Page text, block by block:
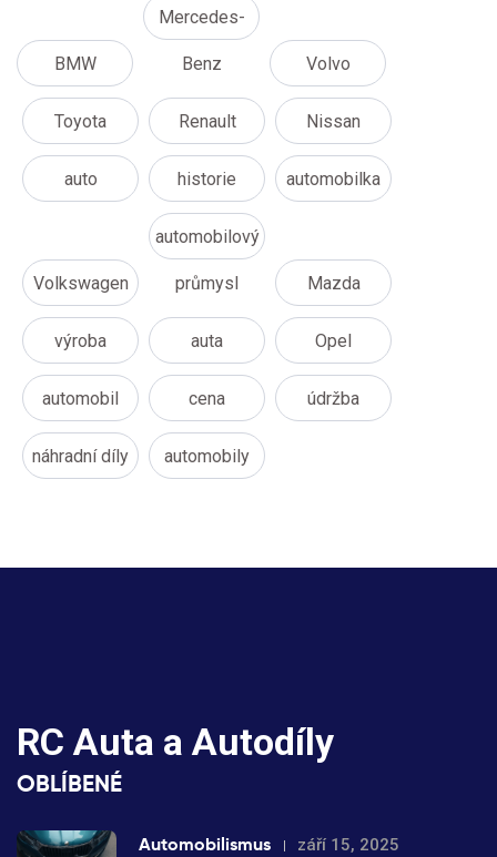
BMW
Mercedes-
Benz Volvo
Toyota Renault Nissan
auto historie automobilka
Volkswagen
automobilový
průmysl Mazda
výroba auta Opel
automobil cena údržba
náhradní díly automobily
RC Auta a Autodíly
OBLÍBENÉ
Automobilismus září 15, 2025